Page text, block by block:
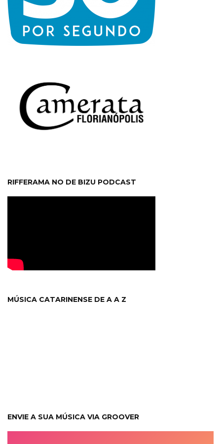
RIFFERAMA NO DE BIZU PODCAST
MÚSICA CATARINENSE DE A A Z
ENVIE A SUA MÚSICA VIA GROOVER